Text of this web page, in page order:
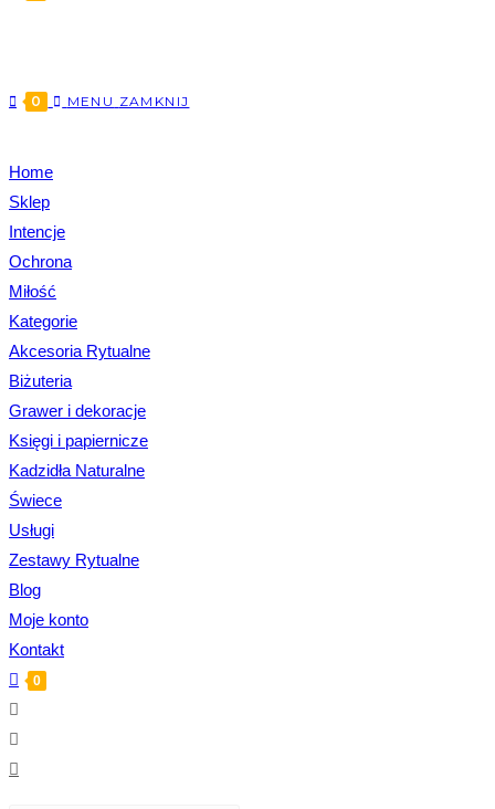
0 MENU ZAMKNIJ
Home
Sklep
Intencje
Ochrona
Miłość
Kategorie
Akcesoria Rytualne
Biżuteria
Grawer i dekoracje
Księgi i papiernicze
Kadzidła Naturalne
Świece
Usługi
Zestawy Rytualne
Blog
Moje konto
Kontakt
0